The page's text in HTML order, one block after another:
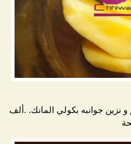
نزين جوانبه بكولي المانك. .ألف